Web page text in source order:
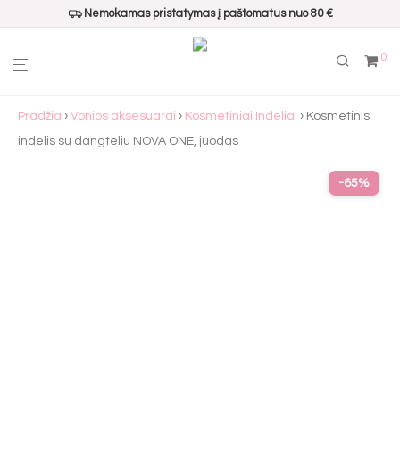
Nemokamas pristatymas į paštomatus nuo 80 €
0
Pradžia › Vonios aksesuarai › Kosmetiniai Indeliai › Kosmetinis
indelis su dangteliu NOVA ONE, juodas
-65%